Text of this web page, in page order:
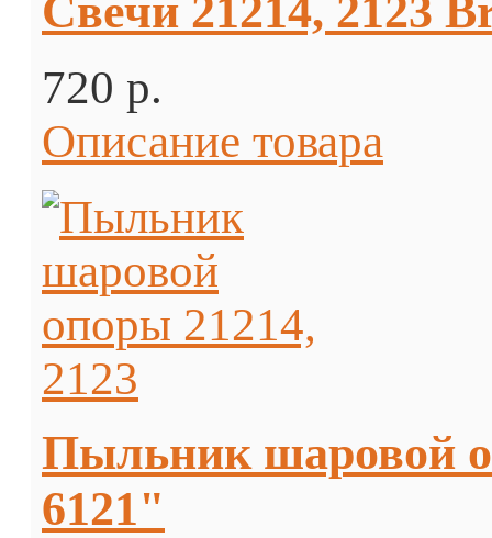
Свечи 21214, 2123
720 p.
Описание товара
Пыльник шаровой
6121"